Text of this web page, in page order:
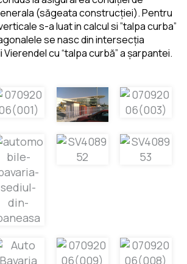
(săgeata construcției). Pentru
s-a luat in calcul si ”talpa curba”
se nasc din intersecția
cu “talpa curbă” a șarpantei.